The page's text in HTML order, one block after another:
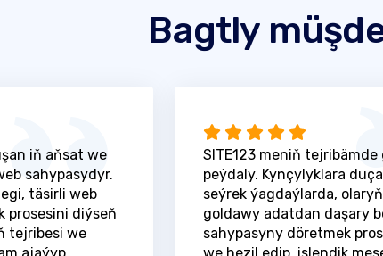
Bagtly
iň aňsat we
sahypasydyr.
täsirli web
prosesini diýseň
tejribesi we
SITE123 meniň
peýdaly. Kynçylyklara
seýrek ýagdaýlarda,
goldawy adatdan daşary
sahypasyny döretmek